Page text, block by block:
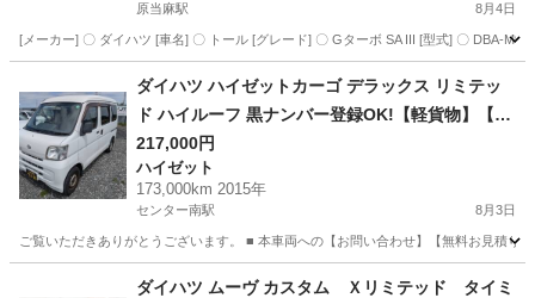
原当麻駅 8月4日
[メーカー] 〇 ダイハツ [車名] 〇 トール [グレード] 〇 Gターボ SA III [型式] 〇 DBA-
相模原市 トール
ダイハツ ハイゼットカーゴ デラックス リミテッ
ド ハイルーフ 黒ナンバー登録OK!【軽貨物】【配
送】
217,000円
ハイゼット
173,000km 2015年
センター南駅 8月3日
ご覧いただきありがとうございます。 ■ 本車両への【お問い合わせ】【無料お見積
センター南駅 ハイゼット 車両
ダイハツ ムーヴ カスタム Ｘリミテッド タイミ